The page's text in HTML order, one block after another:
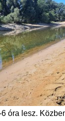
óra lesz.